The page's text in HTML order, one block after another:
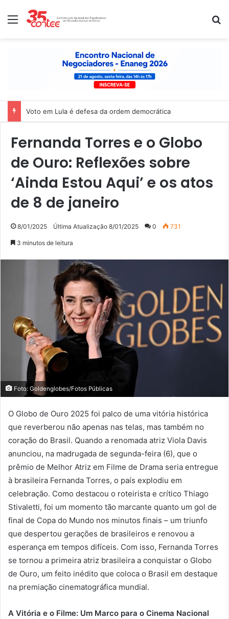
Menu
Nota de solidariedade ao povo venezuelano
Fernanda Torres e o Globo
de Ouro: Reflexões sobre
‘Ainda Estou Aqui’ e os atos
de 8 de janeiro
8/01/2025 Última Atualização 8/01/2025 0 731
3 minutos de leitura
Foto: Goldenglobes/Fotos Públicas
O Globo de Ouro 2025 foi palco de uma vitória histórica
que reverberou não apenas nas telas, mas também no
coração do Brasil. Quando a renomada atriz Viola Davis
anunciou, na madrugada de segunda-feira (6), que o
prêmio de Melhor Atriz em Filme de Drama seria entregue
à brasileira Fernanda Torres, o país explodiu em
celebração. Como destacou o roteirista e crítico Thiago
Stivaletti, foi um momento tão marcante quanto um gol de
final de Copa do Mundo nos minutos finais – um triunfo
que despertou gerações de brasileiros e renovou a
esperança em tempos difíceis. Com isso, Fernanda Torres
se tornou a primeira atriz brasileira a conquistar o Globo
de Ouro, um feito inédito que coloca o Brasil em destaque
na premiação cinematográfica mundial.
A Vitória e o Filme: Um Marco para o Cinema Nacional